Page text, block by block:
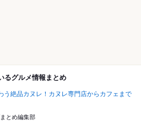
るグルメ情報まとめ
う絶品カヌレ！カヌレ専門店からカフェまで
とめ編集部